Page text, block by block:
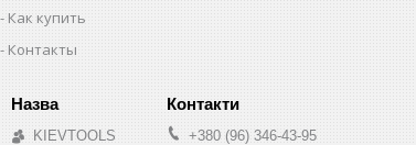
Как купить
Контакты
KIEVTOOLS
+380 (96) 346-43-95